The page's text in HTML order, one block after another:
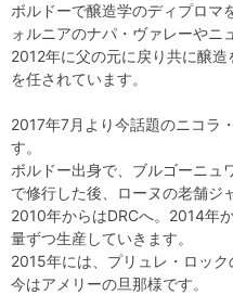
ボルドーで醸造学のディプロマ
ォルニアのナパ・ヴァレーやニ
2012年に父の元に戻り共に醸
を任されています。
2017年7月より今話題のニコラ
す。
ボルドー出身で、ブルゴーニュ
で修行した後、ローヌの老舗ジ
2010年からはDRCへ。2014年
量ずつ生産していきます。
2015年には、プリュレ・ロック
今はアメリーの旦那様です。